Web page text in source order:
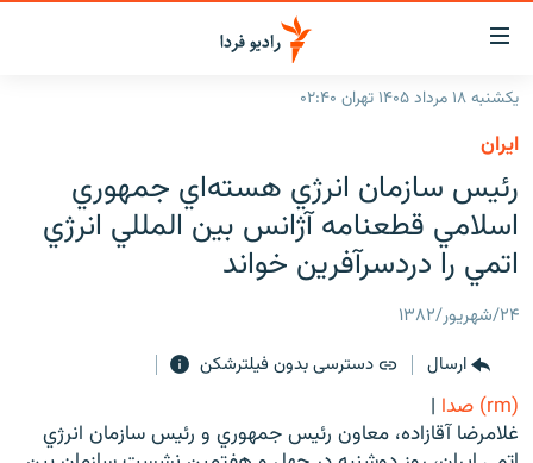
لینک‌های
قابلیت
دسترسی
بازگشت
منوی
اصلی
رفتن
صفحه
جهان
رادیو
پادکست
گزارش‌های تصویری
گزارش‌های ویدئویی
زنان فردا
English
یکشنبه ۱۸ مرداد ۱۴۰۵ تهران ۰۲:۴۰
ايران
رئيس سازمان انرژي هسته‌اي جمهوري
اسلامي قطعنامه آژانس بين المللي انرژي
اتمي را دردسرآفرين خواند
۲۴/شهریور/۱۳۸۲
ارسال
دسترسی بدون فیلترشکن
(rm) صدا
|
غلامرضا آقازاده، معاون رئيس جمهوري و رئيس سازمان انرژي